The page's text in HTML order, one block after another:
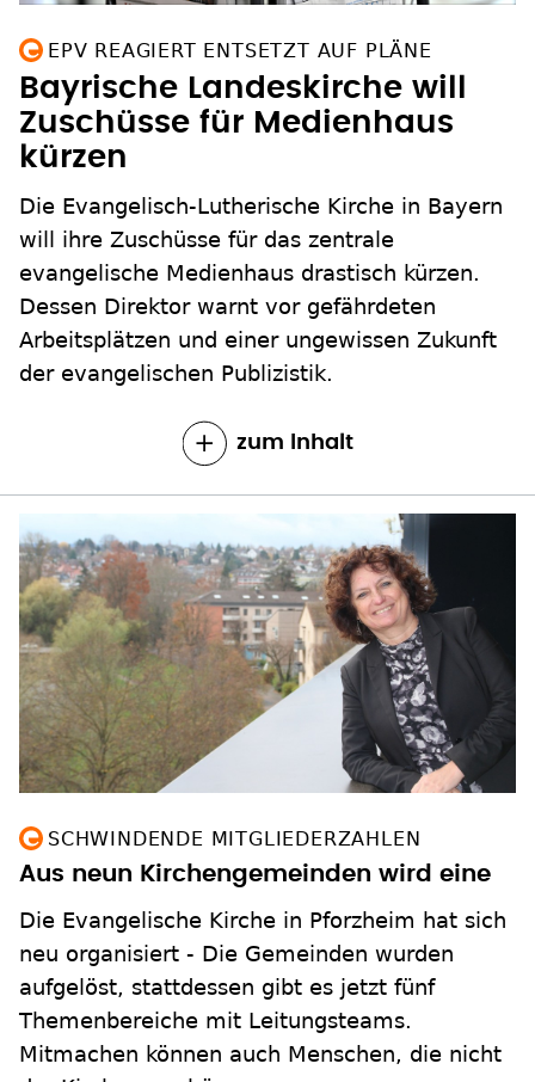
EPV REAGIERT ENTSETZT AUF PLÄNE
Bayrische Landeskirche will
Zuschüsse für Medienhaus
kürzen
Die Evangelisch-Lutherische Kirche in Bayern
will ihre Zuschüsse für das zentrale
evangelische Medienhaus drastisch kürzen.
Dessen Direktor warnt vor gefährdeten
Arbeitsplätzen und einer ungewissen Zukunft
der evangelischen Publizistik.
zum Inhalt
SCHWINDENDE MITGLIEDERZAHLEN
Aus neun Kirchengemeinden wird eine
Die Evangelische Kirche in Pforzheim hat sich
neu organisiert - Die Gemeinden wurden
aufgelöst, stattdessen gibt es jetzt fünf
Themenbereiche mit Leitungsteams.
Mitmachen können auch Menschen, die nicht